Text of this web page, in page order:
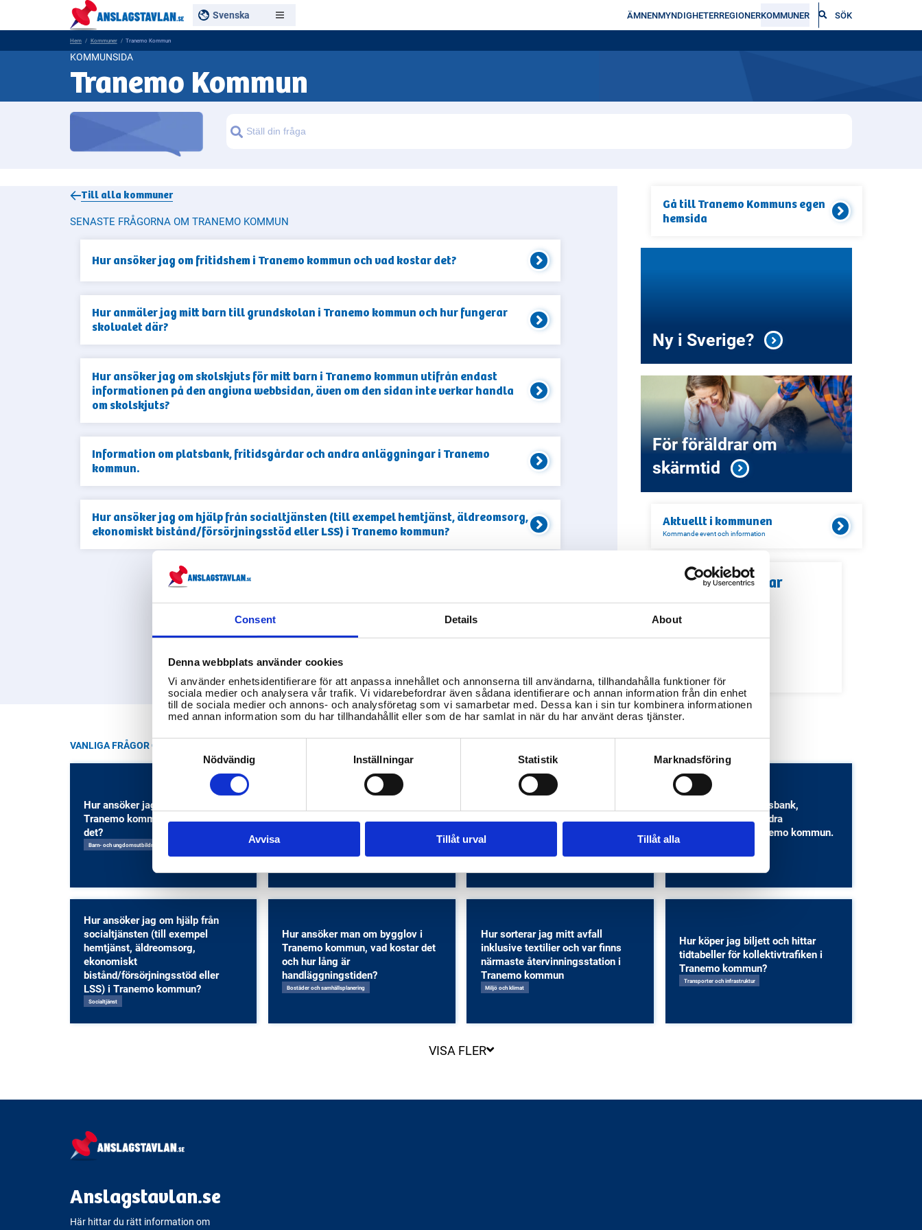
Consent Details About
Denna webbplats använder cookies
Vi använder enhetsidentifierare för att anpassa innehållet och annonserna till användarna, tillhandahålla funktioner för
sociala medier och analysera vår trafik. Vi vidarebefordrar även sådana identifierare och annan information från din enhet
till de sociala medier och annons- och analysföretag som vi samarbetar med. Dessa kan i sin tur kombinera informationen
med annan information som du har tillhandahållit eller som de har samlat in när du har använt deras tjänster.
Consent
Nödvändig Inställningar Statistik Marknadsföring
Avvisa Tillåt urval Tillåt alla
Svenska ÄMNENMYNDIGHETERREGIONERKOMMUNER SÖK
Hem Kommuner Tranemo Kommun
KOMMUNSIDA
Tranemo Kommun
Sök
Till alla kommuner
SENASTE FRÅGORNA OM TRANEMO KOMMUN
Hur ansöker jag om fritidshem i Tranemo kommun och vad kostar det?
Hur anmäler jag mitt barn till grundskolan i Tranemo kommun och hur fungerar
skolvalet där?
Hur ansöker jag om skolskjuts för mitt barn i Tranemo kommun utifrån endast
informationen på den angivna webbsidan, även om den sidan inte verkar handla
om skolskjuts?
Information om platsbank, fritidsgårdar och andra anläggningar i Tranemo
kommun.
Hur ansöker jag om hjälp från socialtjänsten (till exempel hemtjänst, äldreomsorg,
ekonomiskt bistånd/försörjningsstöd eller LSS) i Tranemo kommun?
Gå tillTranemo Kommuns egen
hemsida
Ny i Sverige?
För föräldrar om
skärmtid
Aktuellt i kommunen
Kommande event och information
Relaterade länkar
VANLIGA FRÅGOR OM TRANEMO KOMMUN
Hur ansöker jag om fritidshem i
Tranemo kommun och vad kostar
det?
Barn- och ungdomsutbildning
grundskolan i Tranemo kommun
Hur ansöker jag om skolskjuts för
mitt barn i Tranemo kommun
utifrån endast informationen på
den angivna webbsidan, även om
den sidan inte verkar handla om
Information om platsbank,
fritidsgårdar och andra
anläggningar i Tranemo kommun.
Hur ansöker jag om hjälp från
socialtjänsten (till exempel
hemtjänst, äldreomsorg,
ekonomiskt
bistånd/försörjningsstöd eller
LSS) i Tranemo kommun?
Socialtjänst
Hur ansöker man om bygglov i
Tranemo kommun, vad kostar det
och hur lång är
handläggningstiden?
Bostäder och samhällsplanering
Hur sorterar jag mitt avfall
inklusive textilier och var finns
närmaste återvinningsstation i
Tranemo kommun
Miljö och klimat
Hur köper jag biljett och hittar
tidtabeller för kollektivtrafiken i
Tranemo kommun?
Transporter och infrastruktur
VISA FLER
Anslagstavlan.se
Här hittar du rätt information om